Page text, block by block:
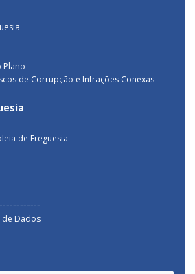
Plano
de Corrupção e Infrações Conexas
de Freguesia
de Dados